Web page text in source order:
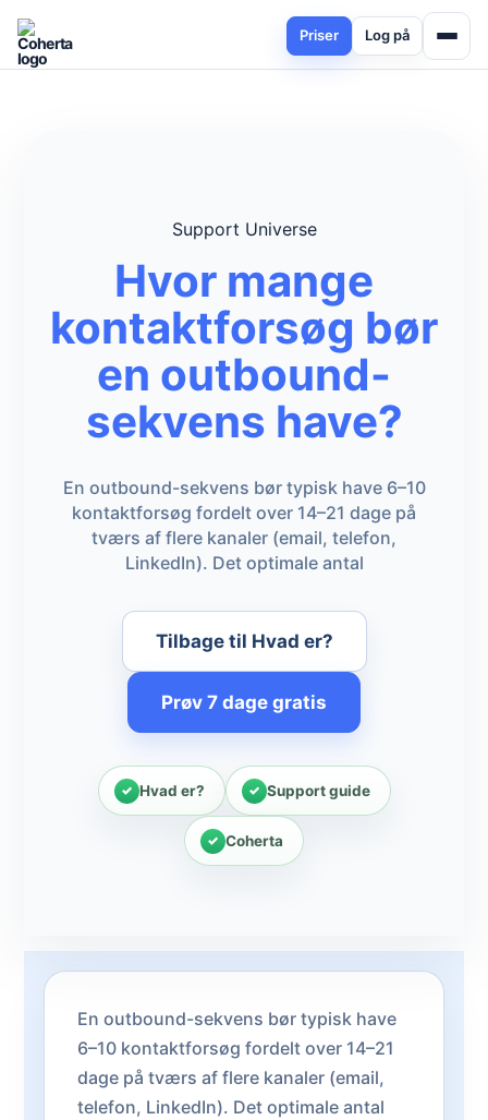
Priser Log på
Support Universe
Hvor mange
kontaktforsøg bør
en outbound-
sekvens have?
En outbound-sekvens bør typisk have 6–10
kontaktforsøg fordelt over 14–21 dage på
tværs af flere kanaler (email, telefon,
LinkedIn). Det optimale antal
Tilbage til Hvad er?
Prøv 7 dage gratis
Hvad er? Support guide
Coherta
En outbound-sekvens bør typisk have
6–10 kontaktforsøg fordelt over 14–21
dage på tværs af flere kanaler (email,
telefon, LinkedIn). Det optimale antal